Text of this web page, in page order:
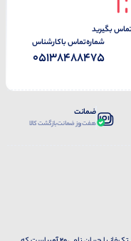
بگیرید
شماره‌تماس‌ با‌کارشناس
05138488475
ضمانت
هفت روز ضمانت بازگشت کالا